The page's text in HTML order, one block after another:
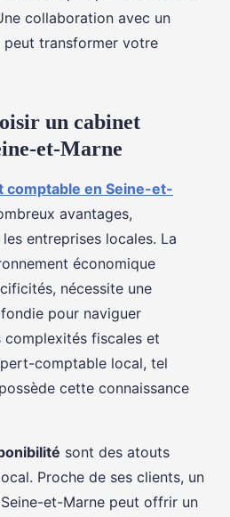
collaboration avec un
transformer votre
un cabinet
et-Marne
comptable en Seine-et-
avantages,
entreprises locales. La
économique
nécessite une
pour naviguer
fiscales et
comptable local, tel
cette connaissance
sont des atouts
Proche de ses clients, un
et-Marne peut offrir un